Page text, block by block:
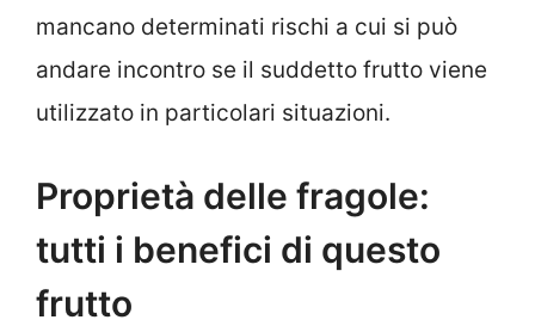
mancano determinati rischi a cui si può
andare incontro se il suddetto frutto viene
utilizzato in particolari situazioni.
Proprietà delle fragole:
tutti i benefici di questo
frutto